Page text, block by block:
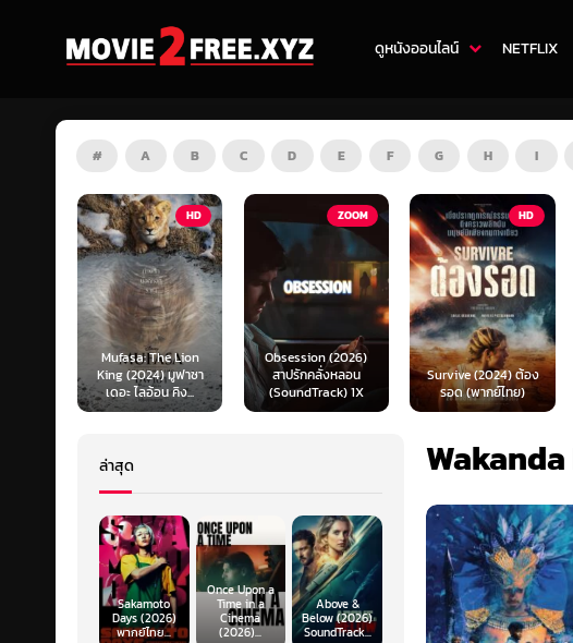
ดูหนังออนไลน์ NETFLIX
# A B C D E F G H I
ZOOM
Obsession (2026)
สาปรักคลั่งหลอน
(SoundTrack) 1X
HD
Survive (2024) ต้อง
รอด (พากย์ไทย)
HD
Mortal Kombat II
(2026) มอร์ทัล คอม
แบท 2 (พากย์ไทย)
ล่าสุด
Sakamoto
Days (2026)
พากย์ไทย...
Once Upon a
Time in a
Cinema
(2026)...
Above &
Below (2026)
SoundTrack...